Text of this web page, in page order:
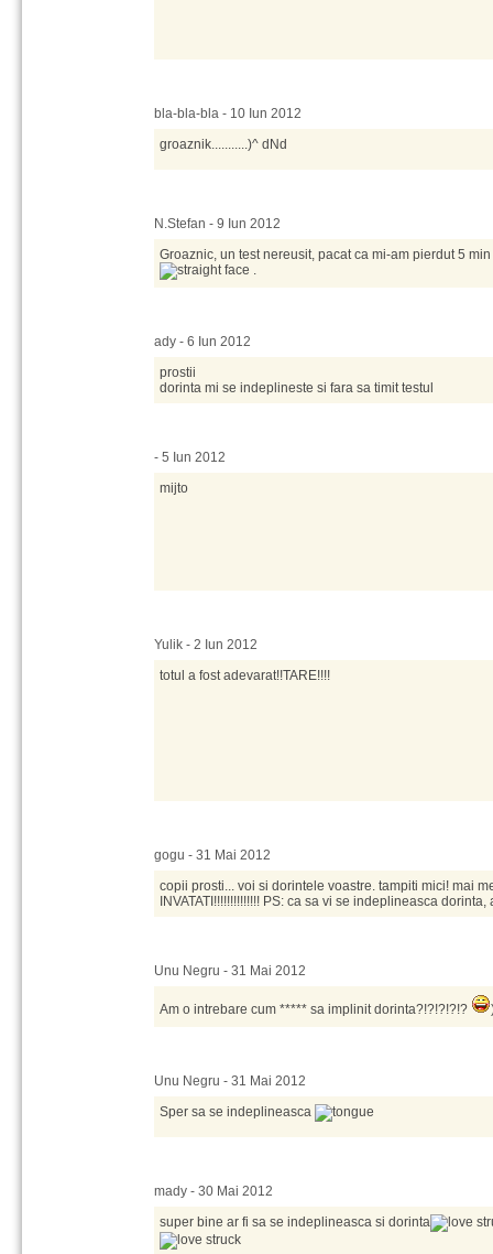
bla-bla-bla - 10 Iun 2012
groaznik...........)^ dNd
N.Stefan - 9 Iun 2012
Groaznic, un test nereusit, pacat ca mi-am pierdut 5
.
ady - 6 Iun 2012
prostii
dorinta mi se indeplineste si fara sa timit testul
- 5 Iun 2012
mijto
Yulik - 2 Iun 2012
totul a fost adevarat!!TARE!!!!
gogu - 31 Mai 2012
copii prosti... voi si dorintele voastre. tampiti mici! mai
INVATATI!!!!!!!!!!!!!! PS: ca sa vi se indeplineasca dorinta,
Unu Negru - 31 Mai 2012
Am o intrebare cum ***** sa implinit dorinta?!?!?!?!?
Unu Negru - 31 Mai 2012
Sper sa se indeplineasca
mady - 30 Mai 2012
super bine ar fi sa se indeplineasca si dorinta